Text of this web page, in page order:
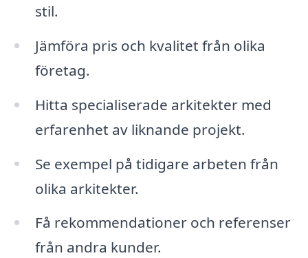
stil.
Jämföra pris och kvalitet från olika
företag.
Hitta specialiserade arkitekter med
erfarenhet av liknande projekt.
Se exempel på tidigare arbeten från
olika arkitekter.
Få rekommendationer och referenser
från andra kunder.